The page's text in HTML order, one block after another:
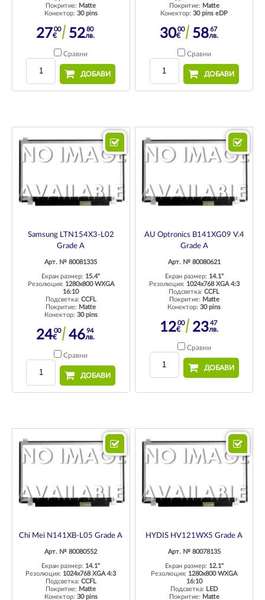
Покритие: Matte
Конектор: 30 pins
2700
€ 5280
лв.
Сравни
ДОБАВИ
Покритие: Matte
Конектор:30 pins eDP
3000
€ 5867
лв.
Сравни
ДОБАВИ
Samsung LTN154X3-L02
Grade A
Арт. № 80081335
Екран размер: 15.4"
Резолюция: 1280x800 WXGA
16:10
Подсветка: CCFL
Покритие: Matte
Конектор: 30 pins
2400
€ 4694
лв.
Сравни
ДОБАВИ
AU Optronics B141XG09 V.4
Grade A
Арт. № 80080621
Екран размер: 14.1"
Резолюция: 1024x768 XGA 4:3
Подсветка:CCFL
Покритие: Matte
Конектор:30 pins
1200
€ 2347
лв.
Сравни
ДОБАВИ
Chi Mei N141XB-L05 Grade A
Арт. № 80080552
Екран размер: 14.1"
Резолюция: 1024x768 XGA 4:3
Подсветка: CCFL
Покритие: Matte
Конектор: 30 pins
HYDIS HV121WX5 Grade A
Арт. № 80078135
Екран размер: 12.1"
Резолюция: 1280x800 WXGA
16:10
Подсветка: LED
Покритие: Matte